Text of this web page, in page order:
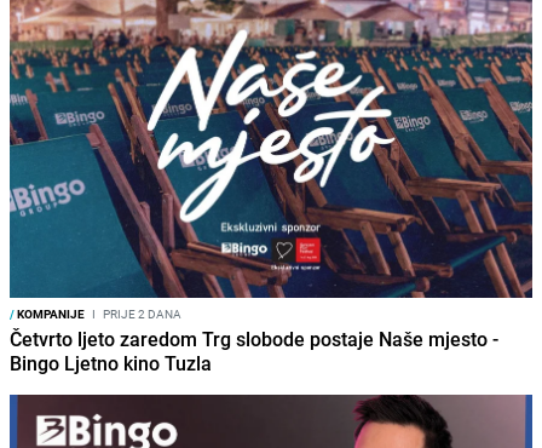
/KOMPANIJE I PRIJE 2 DANA
Četvrto ljeto zaredom Trg slobode postaje Naše mjesto -
Bingo Ljetno kino Tuzla